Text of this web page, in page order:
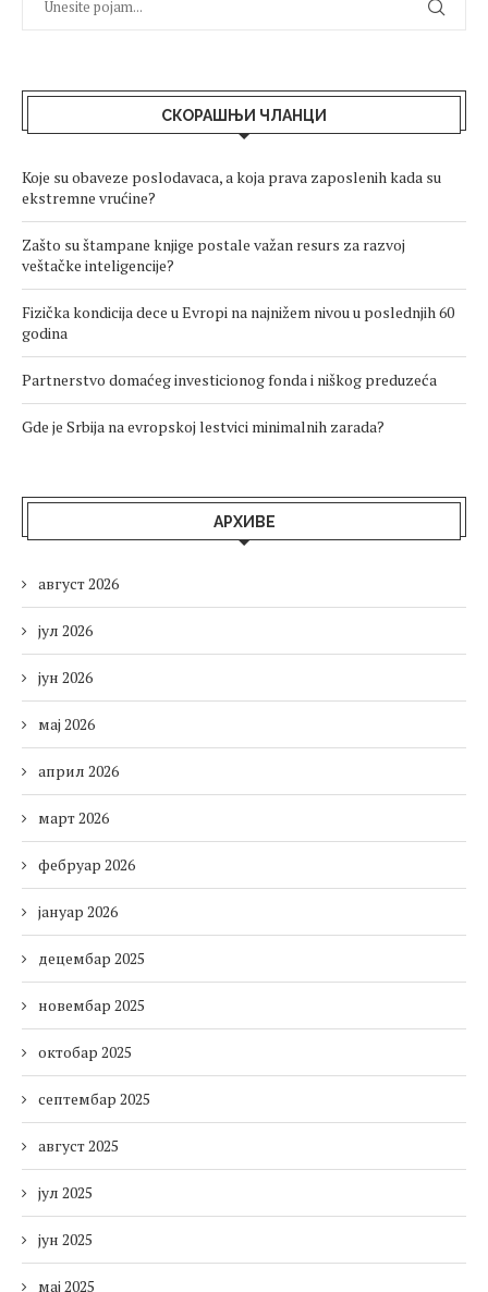
СКОРАШЊИ ЧЛАНЦИ
Koje su obaveze poslodavaca, a koja prava zaposlenih kada su
ekstremne vrućine?
Zašto su štampane knjige postale važan resurs za razvoj
veštačke inteligencije?
Fizička kondicija dece u Evropi na najnižem nivou u poslednjih 60
godina
Partnerstvo domaćeg investicionog fonda i niškog preduzeća
Gde je Srbija na evropskoj lestvici minimalnih zarada?
АРХИВЕ
август 2026
јул 2026
јун 2026
мај 2026
април 2026
март 2026
фебруар 2026
јануар 2026
децембар 2025
новембар 2025
октобар 2025
септембар 2025
август 2025
јул 2025
јун 2025
мај 2025